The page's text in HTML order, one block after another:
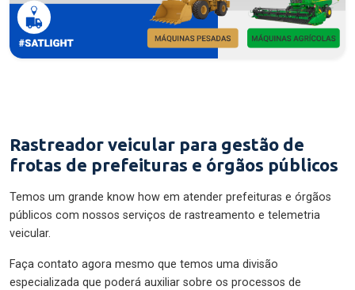
Rastreador veicular para gestão de
frotas de prefeituras e órgãos públicos
Temos um grande know how em atender prefeituras e órgãos
públicos com nossos serviços de rastreamento e telemetria
veicular.
Faça contato agora mesmo que temos uma divisão
especializada que poderá auxiliar sobre os processos de